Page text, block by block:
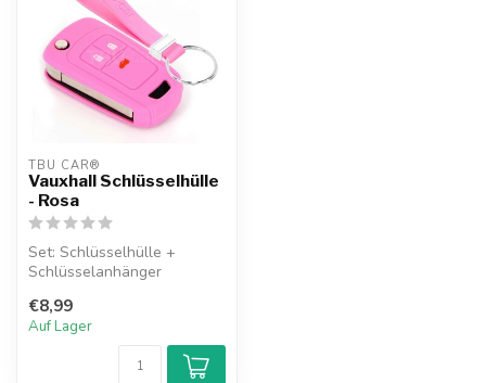
TBU CAR®
Vauxhall Schlüsselhülle
- Rosa
Set: Schlüsselhülle +
Schlüsselanhänger
€8,99
Auf Lager